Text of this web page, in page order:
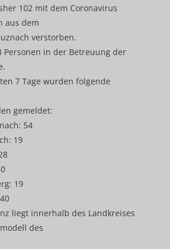
102 mit dem Coronavirus
aus dem
verstorben.
Personen in der Betreuung der
7 Tage wurden folgende
gemeldet:
54
19
19
liegt innerhalb des Landkreises
des